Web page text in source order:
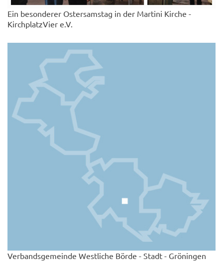
Ein besonderer Ostersamstag in der Martini Kirche -
KirchplatzVier e.V.
Verbandsgemeinde Westliche Börde - Stadt - Gröningen